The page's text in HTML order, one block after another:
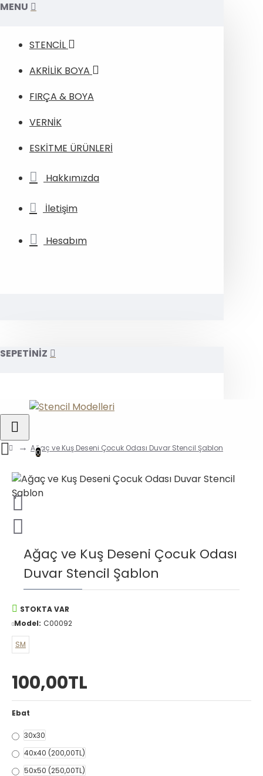
MENU
STENCİL
AKRİLİK BOYA
FIRÇA & BOYA
VERNİK
ESKİTME ÜRÜNLERİ
Hakkımızda
İletişim
Hesabım
SEPETİNİZ
0
Ağaç ve Kuş Deseni Çocuk Odası Duvar Stencil Şablon
Ağaç ve Kuş Deseni Çocuk Odası
Duvar Stencil Şablon
STOKTA VAR
Model: C00092
SM
100,00TL
Ebat
30x30
40x40 (200,00TL)
50x50 (250,00TL)